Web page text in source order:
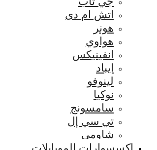
اتش ام دى
هونر
هواوي
انفينيكس
ايباد
لينوفو
نوكيا
سامسونج
تي سي إل
شاومي